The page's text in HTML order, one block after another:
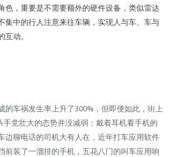
色，重要是不需要额外的硬件设备，类似雷达
集中的行人注意来往车辆，实现人与车、车与
动。
的车祸发生率上升了300%，但即便如此，街上
手党壮大的态势并没减弱：戴着耳机看手机的
边聊电话的司机大有人在，近年打车应用软件
前装了一溜排的手机，五花八门的叫车应用响